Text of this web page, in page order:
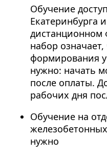
Обучение
Екатеринбурга
дистанционном
набор
формирования
нужно: начать
после оплаты.
рабочих дня
Обучение на
нужно